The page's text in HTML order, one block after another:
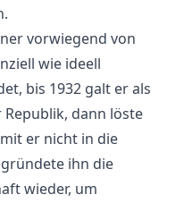
vorwiegend von
wie ideell
bis 1932 galt er als
dann löste
er nicht in die
ihn die
wieder, um